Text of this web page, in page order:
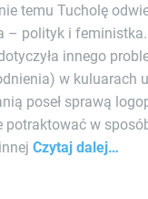
temu Tucholę
– polityk i
innego
w kuluarach
poseł sprawą
potraktować w
Czytaj dalej…